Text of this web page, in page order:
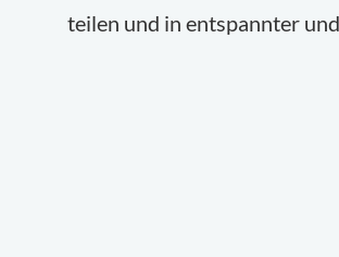
teilen und in entspannter